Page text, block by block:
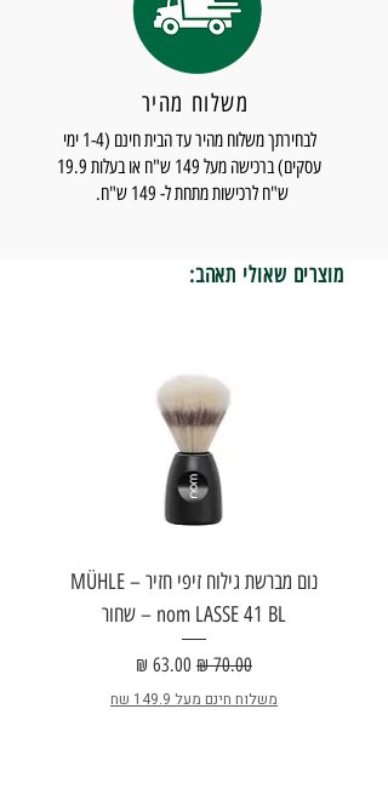
משלוח מהיר
לבחירתך משלוח מהיר עד הבית חינם (1-4 ימי
עסקים) ברכישה מעל 149 ש"ח או בעלות 19.9
ש"ח לרכישות מתחת ל- 149 ש"ח.
מוצרים שאולי תאהב:
נום מברשת גילוח זיפי חזיר – MÜHLE
nom LASSE 41 BL – שחור
מחיר רגיל מחיר מבצע
משלוח חינם מעל 149.9 שח